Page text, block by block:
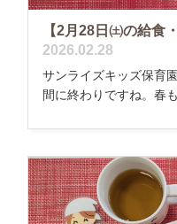
【2月28日㈯の給食
2026.02.28
サンライズキッズ保育
間に終わりですね。春